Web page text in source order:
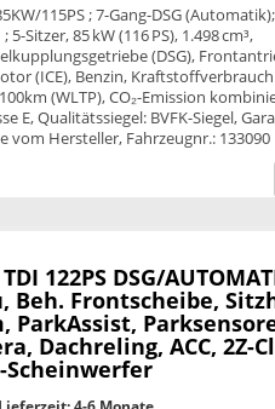
115PS ; 7-Gang-DSG (Automatik);
Sitzer, 85 kW (116 PS), 1.498 cm³,
(DSG),
(ICE), Benzin, Kraftstoffverbrauch
(WLTP), CO₂-Emission
E, Qualitätssiegel: BVFK-Siegel,
vom Hersteller, Fahrzeugnr.: 133090
122PS DSG/
Beh. Frontscheibe,
ParkAssist,
Dachreling, ACC, 2Z-
Scheinwerfer